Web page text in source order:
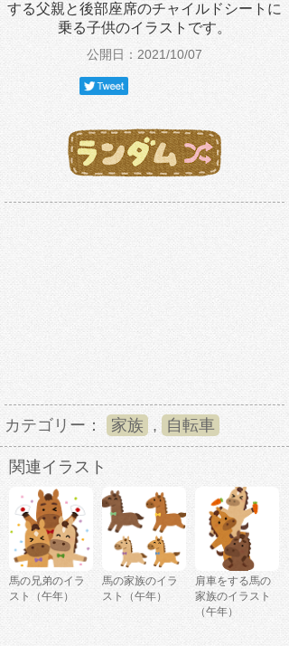
する父親と後部座席のチャイルドシートに
乗る子供のイラストです。
公開日：2021/10/07
カテゴリー： 家族 , 自転車
関連イラスト
馬の兄弟のイラ
スト（午年）
馬の家族のイラ
スト（午年）
肩車をする馬の
家族のイラスト
（午年）